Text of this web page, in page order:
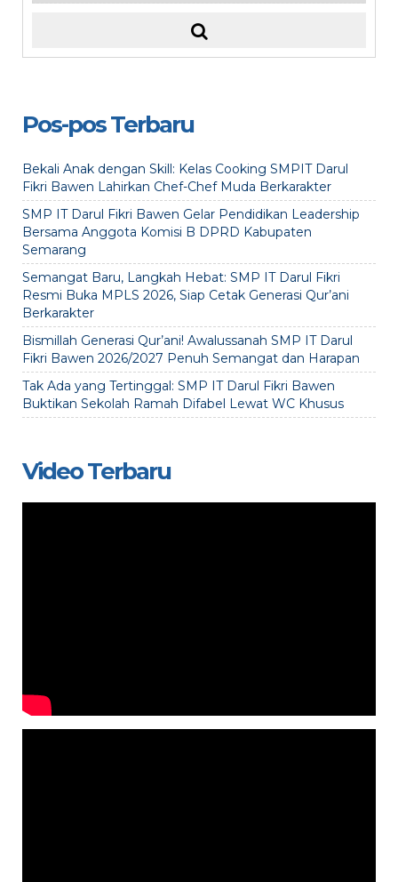
Pos-pos Terbaru
Bekali Anak dengan Skill: Kelas Cooking SMPIT Darul
Fikri Bawen Lahirkan Chef-Chef Muda Berkarakter
SMP IT Darul Fikri Bawen Gelar Pendidikan Leadership
Bersama Anggota Komisi B DPRD Kabupaten
Semarang
Semangat Baru, Langkah Hebat: SMP IT Darul Fikri
Resmi Buka MPLS 2026, Siap Cetak Generasi Qur’ani
Berkarakter
Bismillah Generasi Qur’ani! Awalussanah SMP IT Darul
Fikri Bawen 2026/2027 Penuh Semangat dan Harapan
Tak Ada yang Tertinggal: SMP IT Darul Fikri Bawen
Buktikan Sekolah Ramah Difabel Lewat WC Khusus
Video Terbaru